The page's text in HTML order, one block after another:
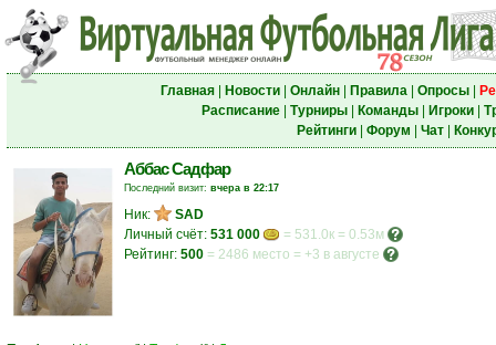
Главная| Новости| Онлайн| Правила| Опросы|
Расписание| Турниры| Команды| Игроки|
Рейтинги| Форум Чат|
Аббас Садфар
Последний визит: вчера в 22:17
Ник:
SAD
Личный счёт: 531 000
= 531.0к = 0.53м
Рейтинг: 500 = 2486 место = +3 в августе